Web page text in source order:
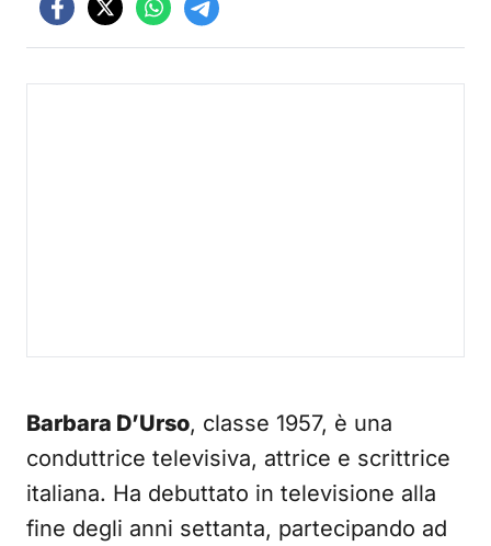
Barbara D’Urso, classe 1957, è una
conduttrice televisiva, attrice e scrittrice
italiana. Ha debuttato in televisione alla
fine degli anni settanta, partecipando ad